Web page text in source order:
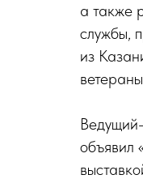
а также
службы,
из
объявил